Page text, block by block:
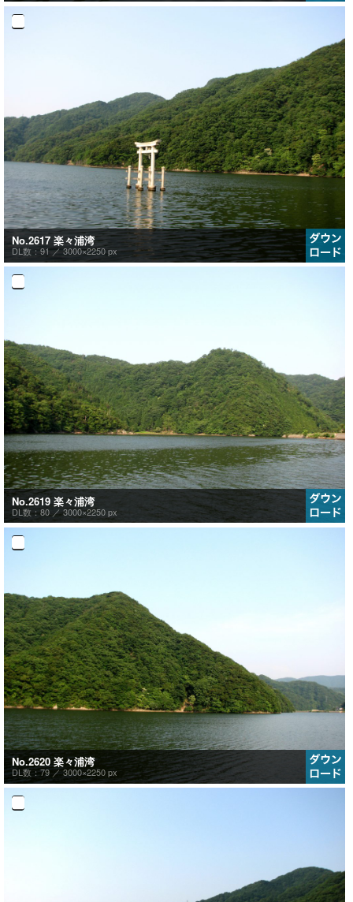
No.2617 楽々浦湾
DL数：91 ／ 3000×2250 px
No.2619 楽々浦湾
DL数：80 ／3000×2250 px
No.2620 楽々浦湾
DL数：79 ／3000×2250 px